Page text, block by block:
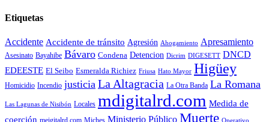
Etiquetas
Accidente Accidente de tránsito Agresión Ahogamiento Apresamiento
Asesinato Bayahibe Bávaro Condena Detencion Dicrim DIGESETT DNCD
EDEESTE El Seibo Esmeralda Richiez Friusa Hato Mayor Higüey
Homicidio Incendio justicia La Altagracia La Otra Banda La Romana
Las Lagunas de Nisibón Locales mdigitalrd.com Medida de
coerción
Miches Ministerio Público Muerte Operativo